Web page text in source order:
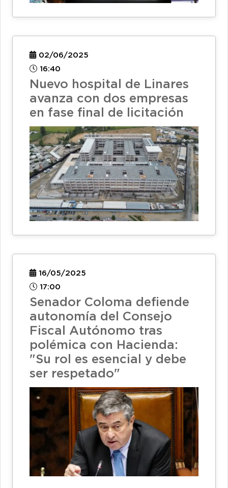
02/06/2025
16:40
Nuevo hospital de Linares
avanza con dos empresas
en fase final de licitación
16/05/2025
17:00
Senador Coloma defiende
autonomía del Consejo
Fiscal Autónomo tras
polémica con Hacienda:
"Su rol es esencial y debe
ser respetado"